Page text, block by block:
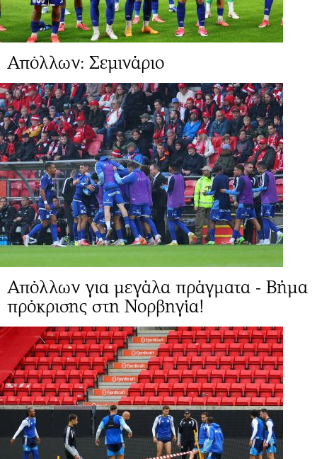
Απόλλων: Σεμινάριο
Απόλλων για μεγάλα πράγματα - Βήμα
πρόκρισης στη Νορβηγία!